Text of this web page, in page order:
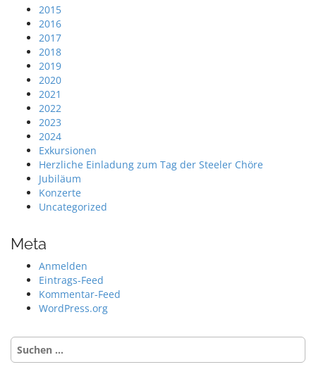
2015
2016
2017
2018
2019
2020
2021
2022
2023
2024
Exkursionen
Herzliche Einladung zum Tag der Steeler Chöre
Jubiläum
Konzerte
Uncategorized
Meta
Anmelden
Eintrags-Feed
Kommentar-Feed
WordPress.org
Suche
nach: